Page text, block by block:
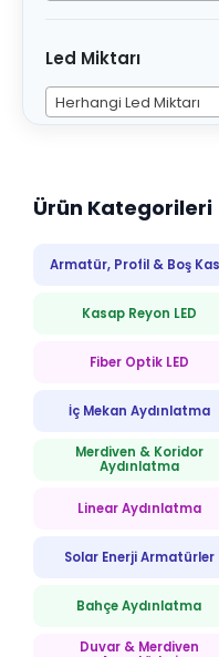
Led Miktarı
Herhangi Led Miktarı
Ürün Kategorileri
Armatür, Profil & Boş
Kasap Reyon LED
Fiber Optik LED
İç Mekan Aydınlatma
Merdiven & Koridor
Aydınlatma
Linear Aydınlatma
Solar Enerji Armatürler
Bahçe Aydınlatma
Duvar & Merdiven